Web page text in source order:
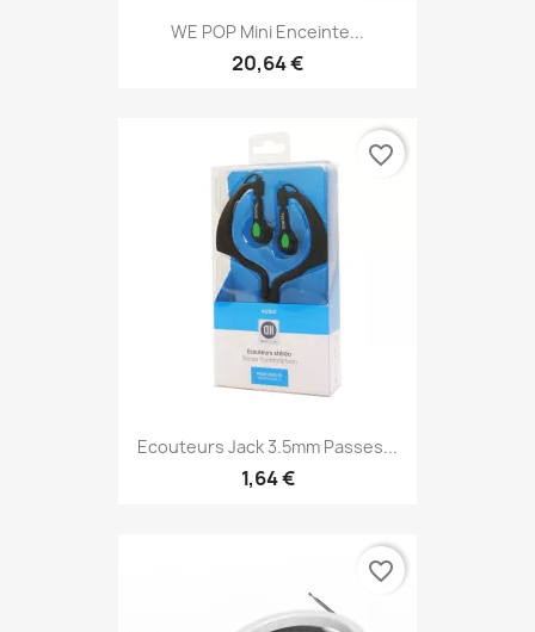
WE POP Mini Enceinte...
20,64 €
Ecouteurs Jack 3.5mm Passes...
1,64 €
favorite_border
favorite_border